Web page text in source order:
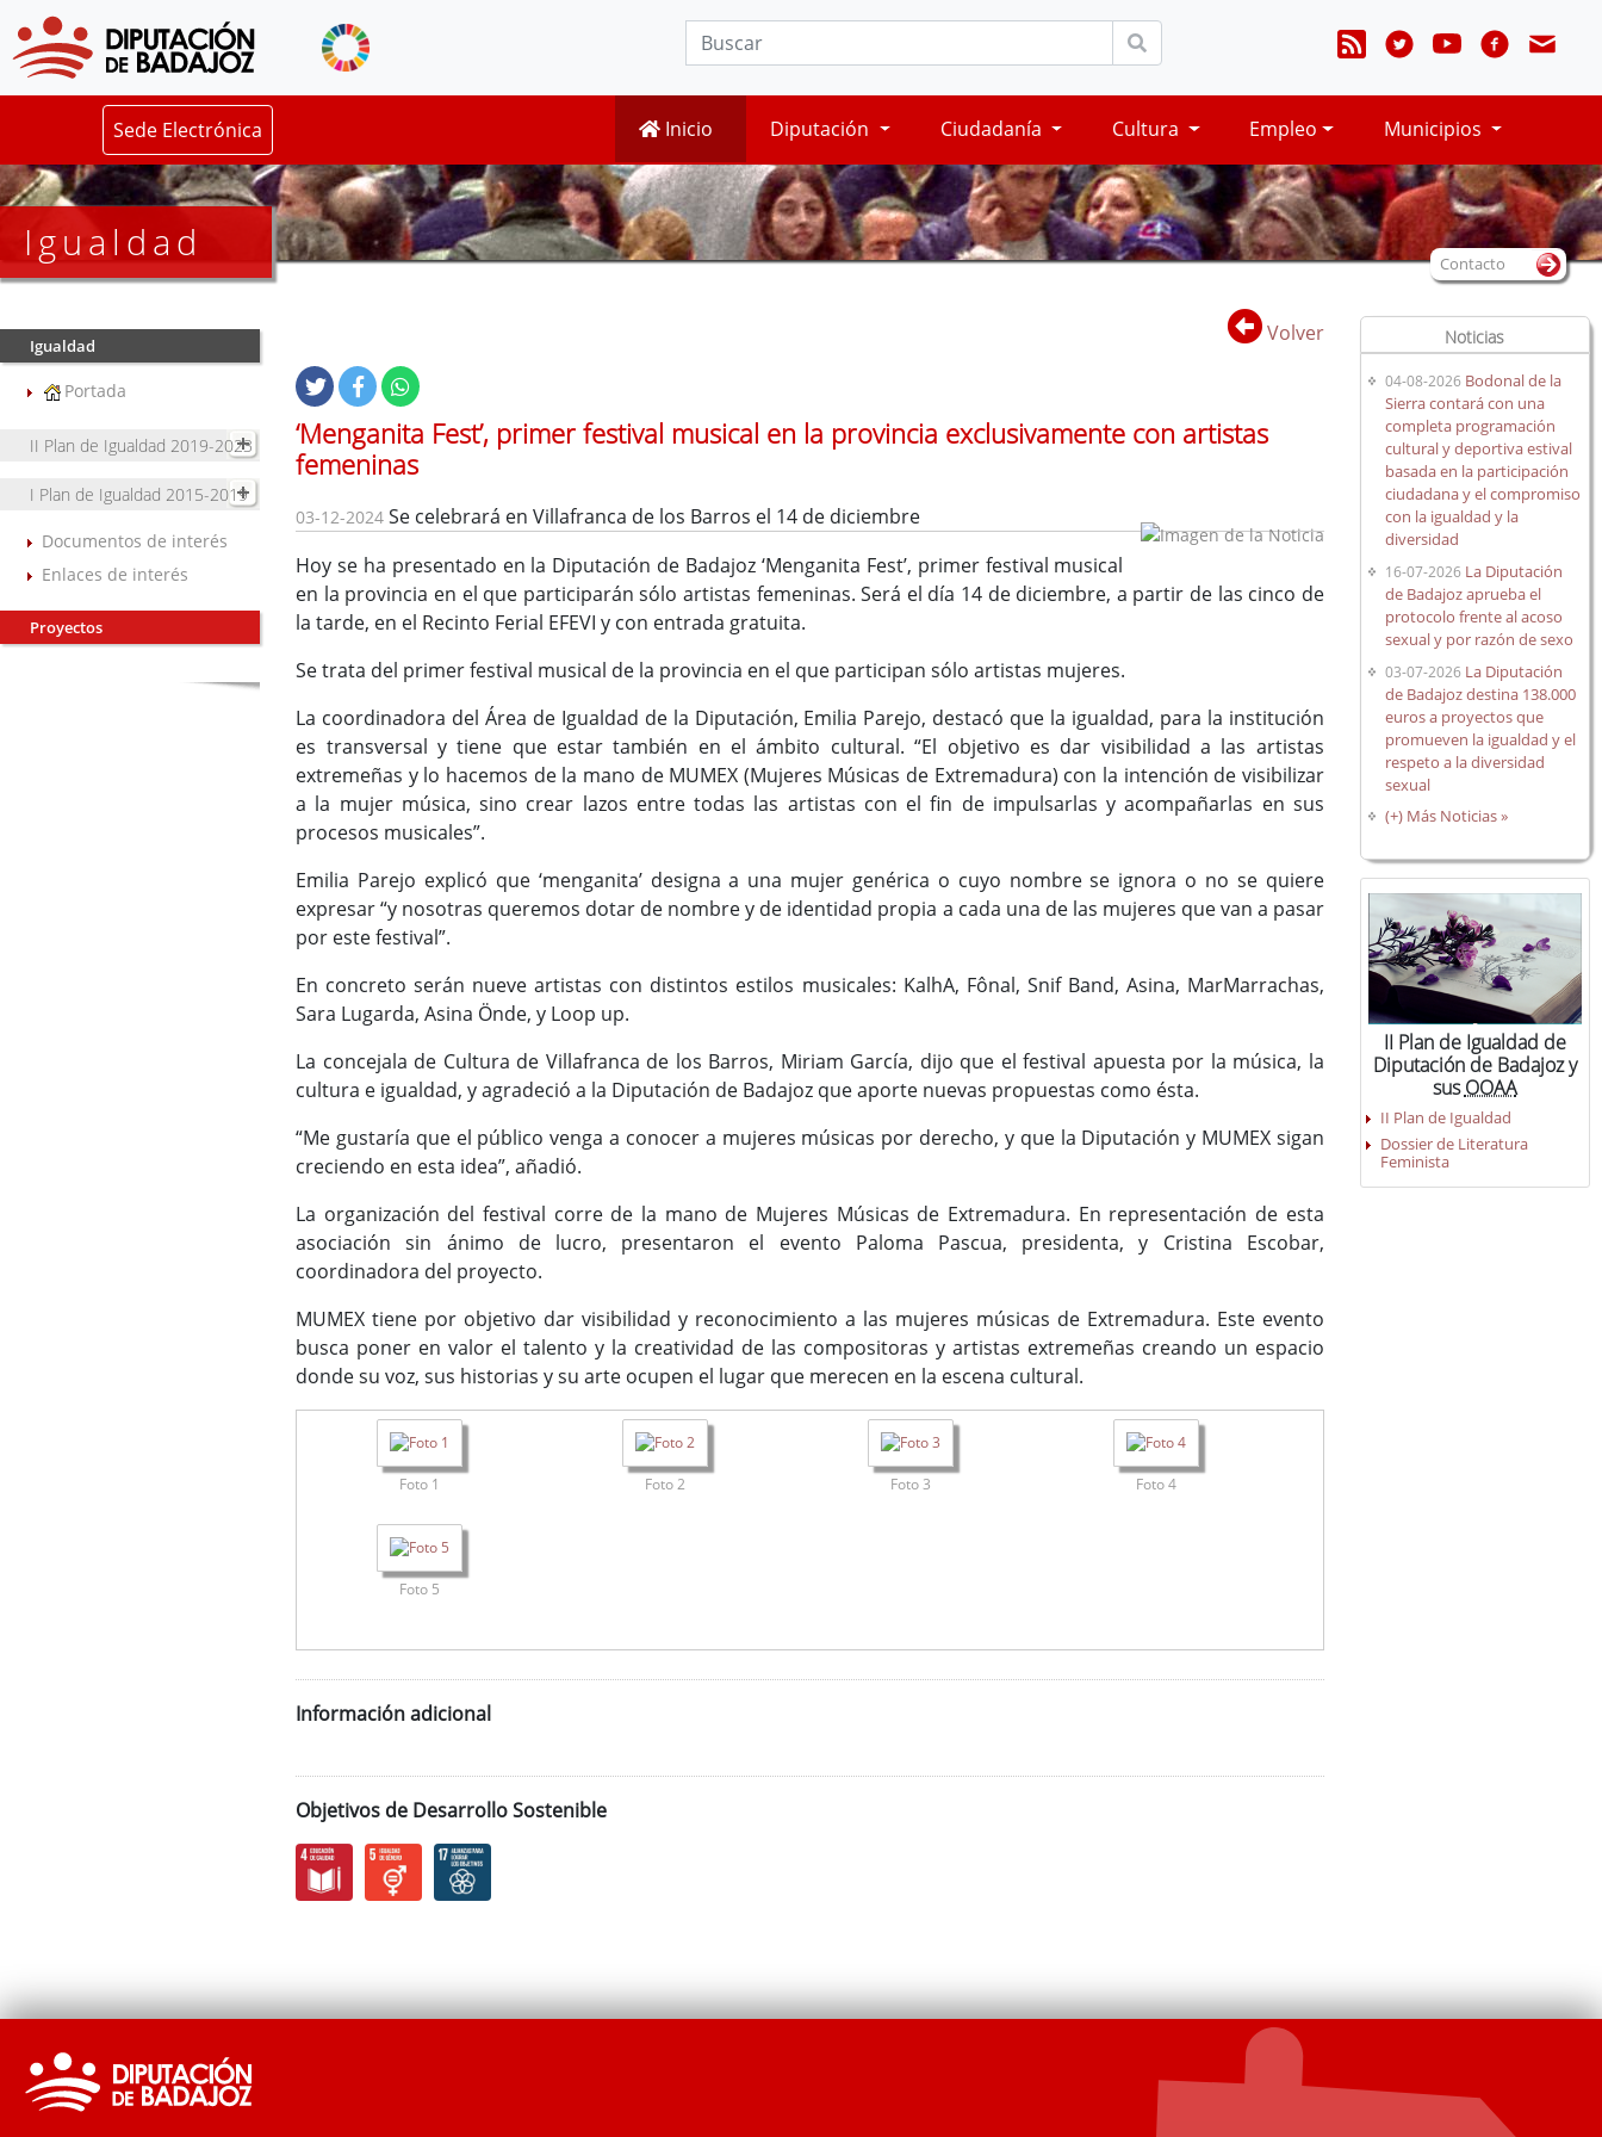
Sede Electrónica Inicio Diputación Ciudadanía Cultura Empleo Municipios
Igualdad
Igualdad
Portada
II Plan de Igualdad 2019-2023
I Plan de Igualdad 2015-2019
Documentos de interés
Enlaces de interés
Proyectos
Volver
‘Menganita Fest’, primer festival musical en la provincia exclusivamente con artistas
femeninas
03-12-2024 Se celebrará en Villafranca de los Barros el 14 de diciembre
Hoy se ha presentado en la Diputación de Badajoz ‘Menganita Fest’, primer festival musical
en la provincia en el que participarán sólo artistas femeninas. Será el día 14 de diciembre, a partir de las cinco de
la tarde, en el Recinto Ferial EFEVI y con entrada gratuita.
Se trata del primer festival musical de la provincia en el que participan sólo artistas mujeres.
La coordinadora del Área de Igualdad de la Diputación, Emilia Parejo, destacó que la igualdad, para la institución
es transversal y tiene que estar también en el ámbito cultural. “El objetivo es dar visibilidad a las artistas
extremeñas y lo hacemos de la mano de MUMEX (Mujeres Músicas de Extremadura) con la intención de visibilizar
a la mujer música, sino crear lazos entre todas las artistas con el fin de impulsarlas y acompañarlas en sus
procesos musicales”.
Emilia Parejo explicó que ‘menganita’ designa a una mujer genérica o cuyo nombre se ignora o no se quiere
expresar “y nosotras queremos dotar de nombre y de identidad propia a cada una de las mujeres que van a pasar
por este festival”.
En concreto serán nueve artistas con distintos estilos musicales: KalhA, Fônal, Snif Band, Asina, MarMarrachas,
Sara Lugarda, Asina Önde, y Loop up.
La concejala de Cultura de Villafranca de los Barros, Miriam García, dijo que el festival apuesta por la música, la
cultura e igualdad, y agradeció a la Diputación de Badajoz que aporte nuevas propuestas como ésta.
“Me gustaría que el público venga a conocer a mujeres músicas por derecho, y que la Diputación y MUMEX sigan
creciendo en esta idea”, añadió.
La organización del festival corre de la mano de Mujeres Músicas de Extremadura. En representación de esta
asociación sin ánimo de lucro, presentaron el evento Paloma Pascua, presidenta, y Cristina Escobar,
coordinadora del proyecto.
MUMEX tiene por objetivo dar visibilidad y reconocimiento a las mujeres músicas de Extremadura. Este evento
busca poner en valor el talento y la creatividad de las compositoras y artistas extremeñas creando un espacio
donde su voz, sus historias y su arte ocupen el lugar que merecen en la escena cultural.
Foto 1 Foto 2 Foto 3 Foto 4
Foto 5
Información adicional
Objetivos de Desarrollo Sostenible
Contacto
Noticias
04-08-2026 Bodonal de la
Sierra contará con una
completa programación
cultural y deportiva estival
basada en la participación
ciudadana y el compromiso
con la igualdad y la
diversidad
16-07-2026 La Diputación
de Badajoz aprueba el
protocolo frente al acoso
sexual y por razón de sexo
03-07-2026 La Diputación
de Badajoz destina 138.000
euros a proyectos que
promueven la igualdad y el
respeto a la diversidad
sexual
(+) Más Noticias »
II Plan de Igualdad de
Diputación de Badajoz y
susOOAA
II Plan de Igualdad
Dossier de Literatura
Feminista